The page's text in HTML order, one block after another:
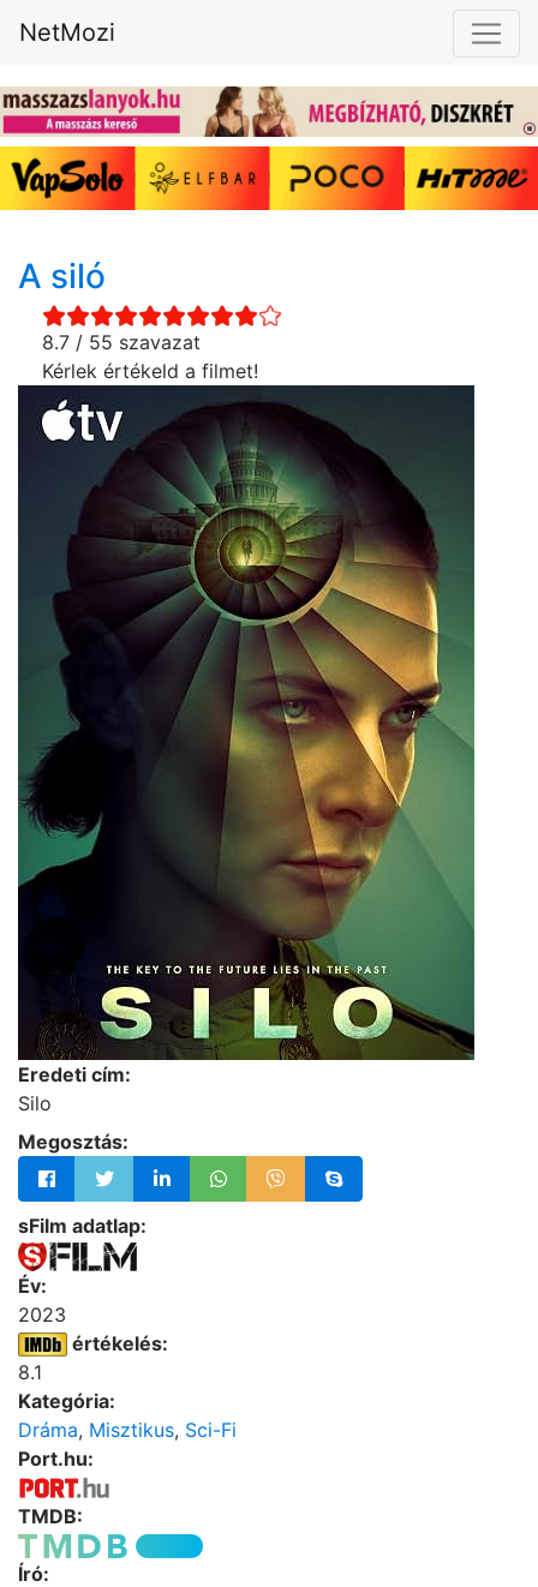
NetMozi
A siló
8.7 / 55 szavazat
Kérlek értékeld a filmet!
Eredeti cím:
Silo
Megosztás:
sFilm adatlap:
Év:
2023
értékelés:
8.1
Kategória:
Dráma, Misztikus, Sci-Fi
Port.hu:
TMDB:
Író: